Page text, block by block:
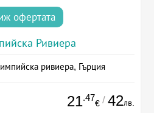
офертата
Ривиера
ривиера, Гърция
21.47
€ / 42лв.